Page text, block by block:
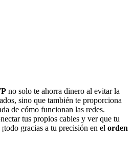
no solo te ahorra dinero al evitar la
sino que también te proporciona
de cómo funcionan las redes.
tus propios cables y ver que tu
gracias a tu precisión en el orden